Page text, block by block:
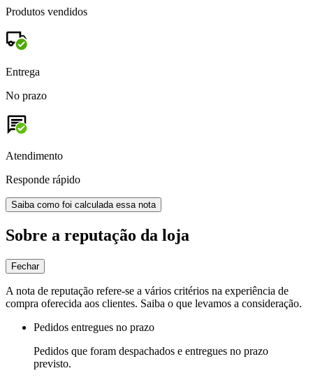
Produtos vendidos
Entrega
No prazo
Atendimento
Responde rápido
Saiba como foi calculada essa nota
Sobre a reputação da loja
Fechar
A nota de reputação refere-se a vários critérios na experiência de
compra oferecida aos clientes. Saiba o que levamos a consideração.
Pedidos entregues no prazo
Pedidos que foram despachados e entregues no prazo
previsto.